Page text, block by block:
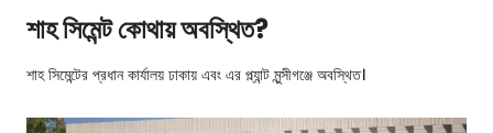
শাহ সিমেন্ট কোথায় অবস্থিত?
শাহ সিমেন্টের প্রধান কার্যালয় ঢাকায় এবং এর প্ল্যান্ট মুন্সীগঞ্জে অবস্থিত।